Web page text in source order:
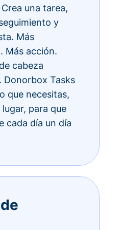
una tarea,
y
Más
Más acción.
cabeza
Donorbox Tasks
que necesitas,
para que
cada día un día